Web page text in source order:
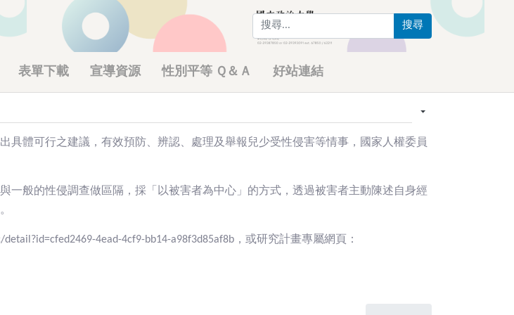
搜尋
表單下載 宣導資源 性別平等 Ｑ＆Ａ 好站連結
具體可行之建議，有效預防、辨認、處理及舉報兒少受性侵害等情事，國家人權委員
一般的性侵調查做區隔，採「以被害者為中心」的方式，透過被害者主動陳述自身經
4ead-4cf9-bb14-a98f3d85af8b，或研究計畫專屬網頁：